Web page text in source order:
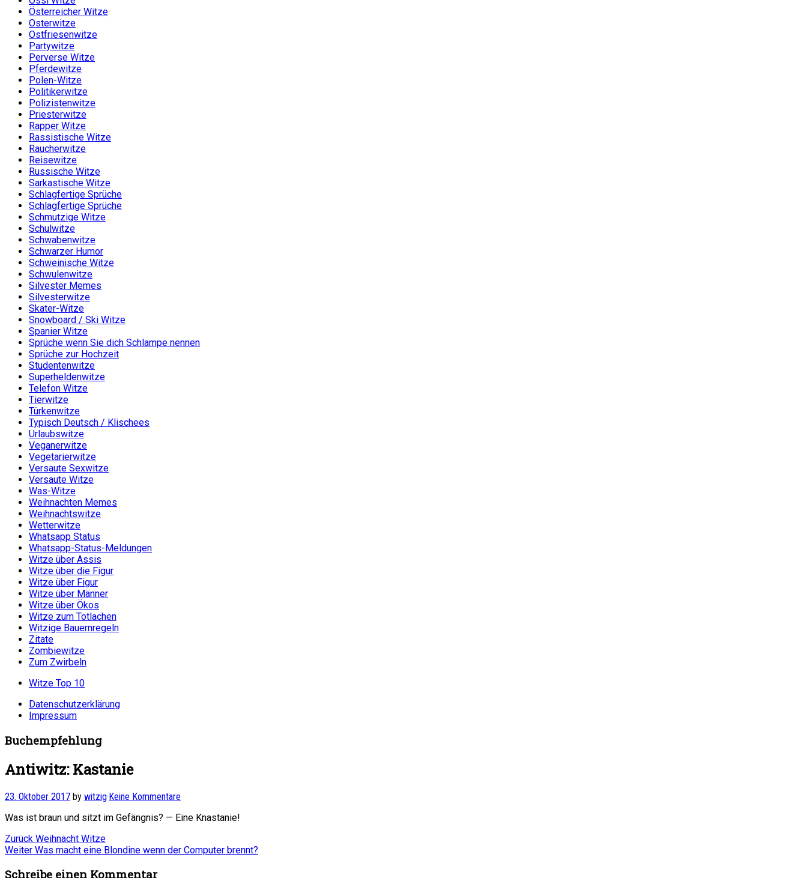
Österreicher Witze
Osterwitze
Ostfriesenwitze
Partywitze
Perverse Witze
Pferdewitze
Polen-Witze
Politikerwitze
Polizistenwitze
Priesterwitze
Rapper Witze
Rassistische Witze
Raucherwitze
Reisewitze
Russische Witze
Sarkastische Witze
Schlagfertige Sprüche
Schlagfertige Sprüche
Schmutzige Witze
Schulwitze
Schwabenwitze
Schwarzer Humor
Schweinische Witze
Schwulenwitze
Silvester Memes
Silvesterwitze
Skater-Witze
Snowboard / Ski Witze
Spanier Witze
Sprüche wenn Sie dich Schlampe nennen
Sprüche zur Hochzeit
Studentenwitze
Superheldenwitze
Telefon Witze
Tierwitze
Türkenwitze
Typisch Deutsch / Klischees
Urlaubswitze
Veganerwitze
Vegetarierwitze
Versaute Sexwitze
Versaute Witze
Was-Witze
Weihnachten Memes
Weihnachtswitze
Wetterwitze
Whatsapp Status
Whatsapp-Status-Meldungen
Witze über Assis
Witze über die Figur
Witze über Figur
Witze über Männer
Witze über Ökos
Witze zum Totlachen
Witzige Bauernregeln
Zitate
Zombiewitze
Zum Zwirbeln
Witze Top 10
Datenschutzerklärung
Impressum
Buchempfehlung
Antiwitz: Kastanie
23. Oktober 2017 by witzig·Keine Kommentare
Was ist braun und sitzt im Gefängnis? — Eine Knastanie!
Beitragsnavigation
Zurück Vorheriger
Beitrag:
Weihnacht Witze
Weiter Nächster
Was macht eine Blondine wenn der Computer brennt?
Schreibe einen Kommentar